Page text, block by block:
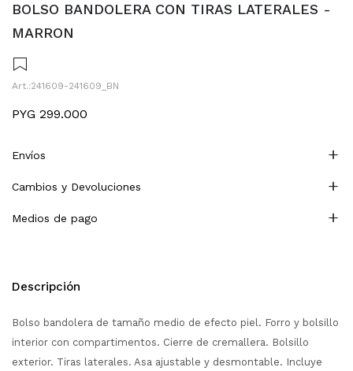
BOLSO BANDOLERA CON TIRAS LATERALES -
MARRON
241609-241609_BN
PYG 299.000
Envíos
Cambios y Devoluciones
Medios de pago
Descripción
Bolso bandolera de tamaño medio de efecto piel. Forro y bolsillo
interior con compartimentos. Cierre de cremallera. Bolsillo
exterior. Tiras laterales. Asa ajustable y desmontable. Incluye